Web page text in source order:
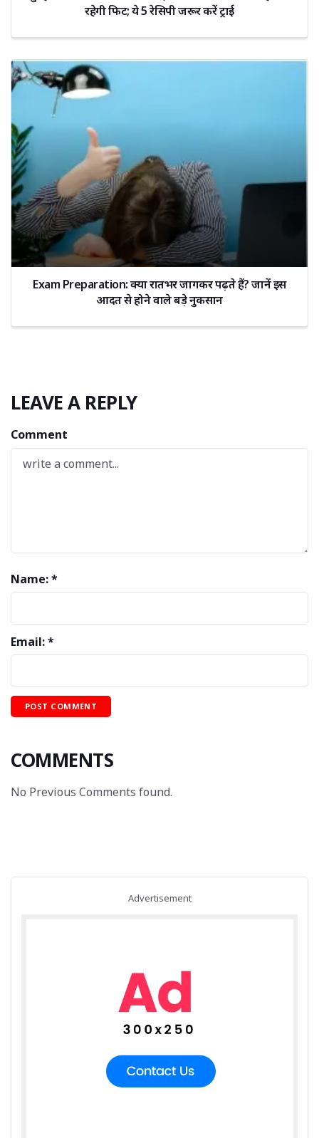
रहेगी फिट; ये 5 रेसिपी जरूर करें ट्राई
Exam Preparation: क्या रातभर जागकर पढ़ते हैं? जानें इस
आदत से होने वाले बड़े नुकसान
LEAVE A REPLY
Comment
Name: *
Email: *
COMMENTS
No Previous Comments found.
Advertisement